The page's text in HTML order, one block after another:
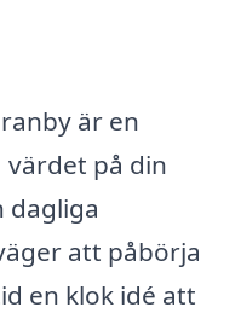
är en
värdet på din
dagliga
att påbörja
en klok idé att